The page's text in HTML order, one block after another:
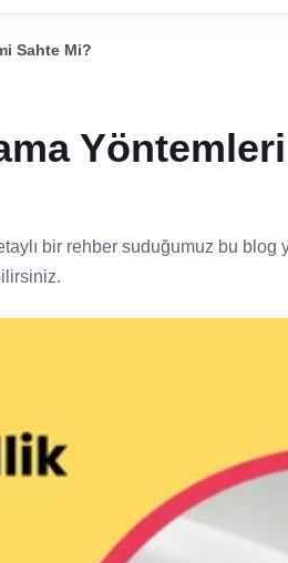
Sahte Mi?
bir rehber suduğumuz bu blog